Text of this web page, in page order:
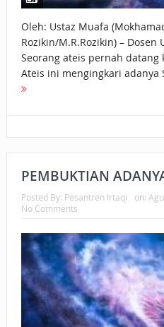
Oleh: Ustaz Muafa
Rozikin/M.R.Rozikin) – Dosen
Seorang ateis pernah datang
Ateis ini mengingkari adanya
PEMBUKTIAN
Posted By: Pesantren Irtaqi on:
No Comments